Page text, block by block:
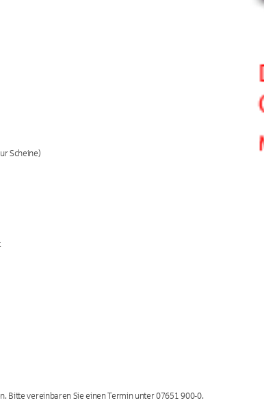
Scheine)
Bitte vereinbaren Sie einen Termin unter 07651 900-0.